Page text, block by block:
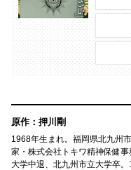
原作：押川剛
1968年生まれ。福岡県北九州
家・株式会社トキワ精神保健
大学中退、北九州市立大学卒